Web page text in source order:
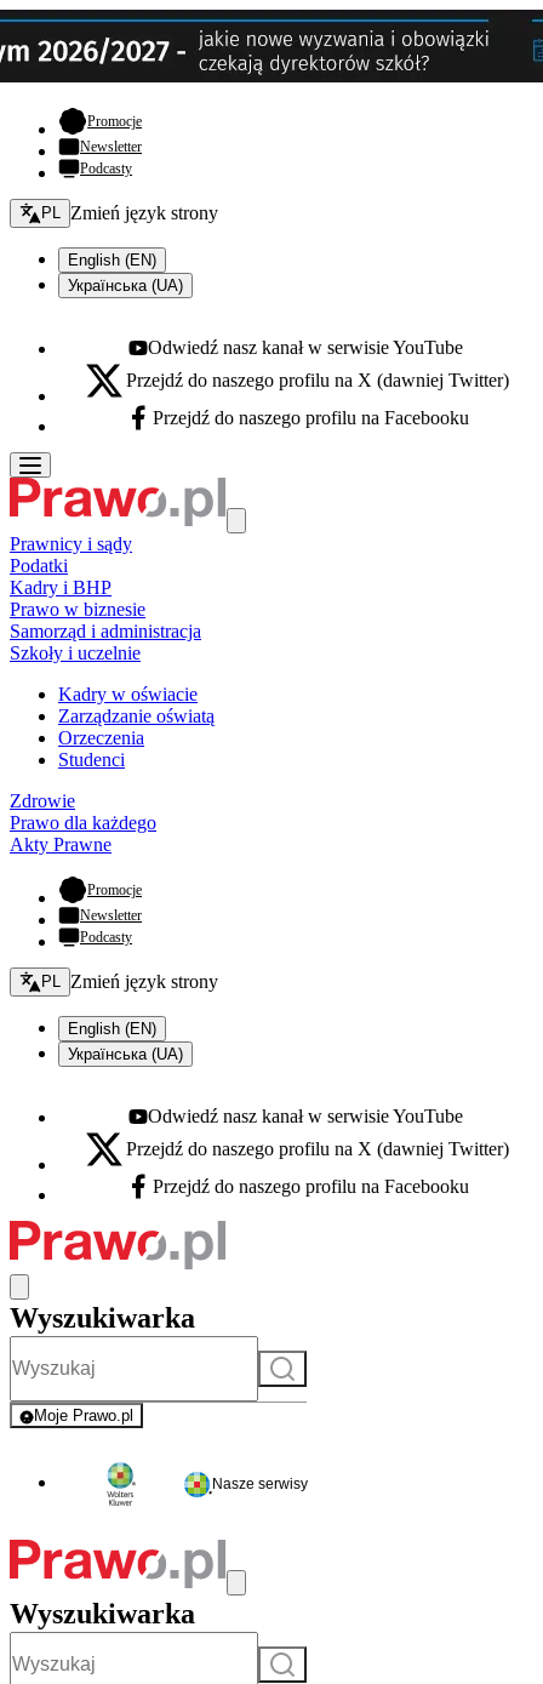
Promocje- otwiera się w nowej karcie
Newsletter
Podcasty
Zmień język - bieżący:
PL Zmień język strony
English (EN)
Українська (UA)
Youtube - otwiera się w nowej karcie
Odwiedź nasz kanał w serwisie YouTube
X - otwiera się w nowej karcie
Przejdź do naszego profilu na X (dawniej Twitter)
Facebook - otwiera się w nowej karcie
Przejdź do naszego profilu na Facebooku
Prawnicy i sądy
Podatki
Kadry i BHP
Prawo w biznesie
Samorząd i administracja
Szkoły i uczelnie
Kadry w oświacie
Zarządzanie oświatą
Orzeczenia
Studenci
Zdrowie
Prawo dla każdego
Akty Prawne
Promocje- otwiera się w nowej karcie
Newsletter
Podcasty
Zmień język - bieżący:
PL Zmień język strony
English (EN)
Українська (UA)
Youtube - otwiera się w nowej karcie
Odwiedź nasz kanał w serwisie YouTube
X - otwiera się w nowej karcie
Przejdź do naszego profilu na X (dawniej Twitter)
Facebook - otwiera się w nowej karcie
Przejdź do naszego profilu na Facebooku
Wyszukiwarka
Szukaj
Moje Prawo.pl
- rejestracja i logowanie do serwisu
Nasze serwisy
Wyszukiwarka
Szukaj